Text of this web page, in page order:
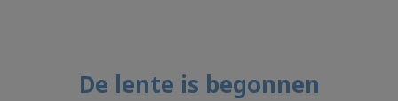
De lente is begonnen